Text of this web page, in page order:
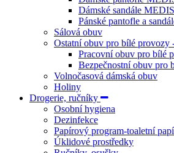
Dámské sandále
Pánské pantofle a
Sálová obuv
Ostatní obuv pro bílé provozy
Pracovní obuv pro bílé
Bezpečnostní obuv pro
Volnočasová dámská obuv
Holiny
Drogerie, ručníky
Osobní hygiena
Dezinfekce
Papírový program-toaletní
Úklidové prostředky